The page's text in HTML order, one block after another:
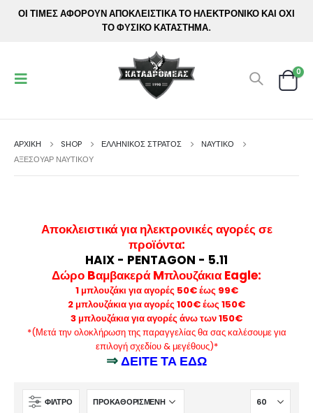
ΟΙ ΤΙΜΕΣ ΑΦΟΡΟΥΝ ΑΠΟΚΛΕΙΣΤΙΚΑ ΤΟ ΗΛΕΚΤΡΟΝΙΚΟ ΚΑΙ ΟΧΙ
ΤΟ ΦΥΣΙΚΟ ΚΑΤΑΣΤΗΜΑ.
0
ΑΡΧΙΚΉ SHOP ΕΛΛΗΝΙΚΟΣ ΣΤΡΑΤΟΣ
ΝΑΥΤΙΚΟ
ΑΞΕΣΟΥΆΡ ΝΑΥΤΙΚΟΎ
Αποκλειστικά για ηλεκτρονικές αγορές σε
προϊόντα:
HAIX - PENTAGON - 5.11
Δώρο Bαμβακερά Mπλουζάκια Eagle:
1 μπλουζάκι για αγορές 50€ έως 99€
2 μπλουζάκια για αγορές 100€ έως 150€
3 μπλουζάκια για αγορές άνω των 150€
*(Μετά την ολοκλήρωση της παραγγελίας θα σας καλέσουμε για
επιλογή σχεδίου & μεγέθους)*
⇒ΔΕΙΤΕ ΤΑ ΕΔΩ
ΦΊΛΤΡΟ